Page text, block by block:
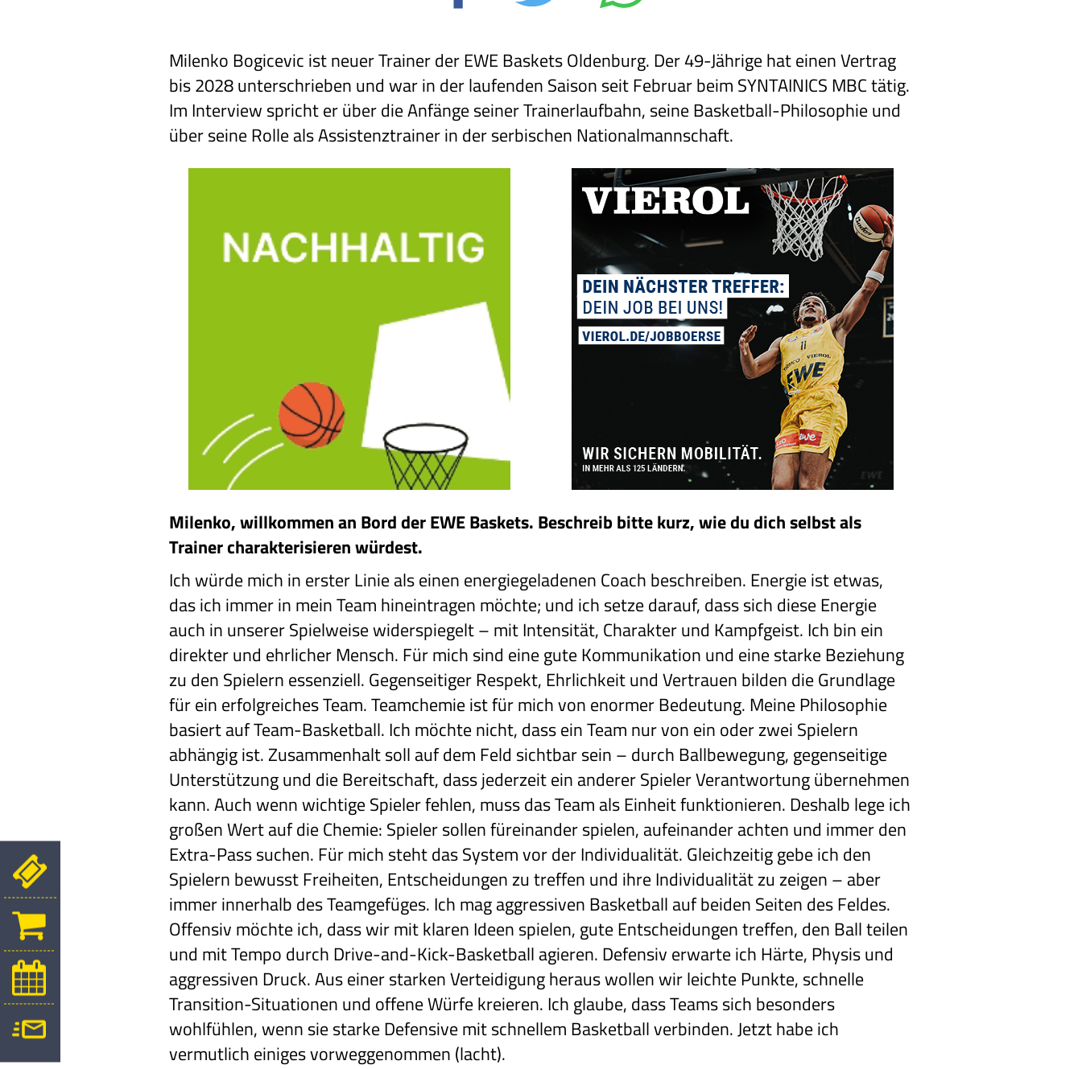
Milenko Bogicevic ist neuer Trainer der EWE Baskets Oldenburg. Der 49-Jährige hat einen Vertrag
bis 2028 unterschrieben und war in der laufenden Saison seit Februar beim SYNTAINICS MBC tätig.
Im Interview spricht er über die Anfänge seiner Trainerlaufbahn, seine Basketball-Philosophie und
über seine Rolle als Assistenztrainer in der serbischen Nationalmannschaft.
Milenko, willkommen an Bord der EWE Baskets. Beschreib bitte kurz, wie du dich selbst als
Trainer charakterisieren würdest.
Ich würde mich in erster Linie als einen energiegeladenen Coach beschreiben. Energie ist etwas,
das ich immer in mein Team hineintragen möchte; und ich setze darauf, dass sich diese Energie
auch in unserer Spielweise widerspiegelt – mit Intensität, Charakter und Kampfgeist. Ich bin ein
direkter und ehrlicher Mensch. Für mich sind eine gute Kommunikation und eine starke Beziehung
zu den Spielern essenziell. Gegenseitiger Respekt, Ehrlichkeit und Vertrauen bilden die Grundlage
für ein erfolgreiches Team. Teamchemie ist für mich von enormer Bedeutung. Meine Philosophie
basiert auf Team-Basketball. Ich möchte nicht, dass ein Team nur von ein oder zwei Spielern
abhängig ist. Zusammenhalt soll auf dem Feld sichtbar sein – durch Ballbewegung, gegenseitige
Unterstützung und die Bereitschaft, dass jederzeit ein anderer Spieler Verantwortung übernehmen
kann. Auch wenn wichtige Spieler fehlen, muss das Team als Einheit funktionieren. Deshalb lege ich
großen Wert auf die Chemie: Spieler sollen füreinander spielen, aufeinander achten und immer den
Extra-Pass suchen. Für mich steht das System vor der Individualität. Gleichzeitig gebe ich den
Spielern bewusst Freiheiten, Entscheidungen zu treffen und ihre Individualität zu zeigen – aber
immer innerhalb des Teamgefüges. Ich mag aggressiven Basketball auf beiden Seiten des Feldes.
Offensiv möchte ich, dass wir mit klaren Ideen spielen, gute Entscheidungen treffen, den Ball teilen
und mit Tempo durch Drive-and-Kick-Basketball agieren. Defensiv erwarte ich Härte, Physis und
aggressiven Druck. Aus einer starken Verteidigung heraus wollen wir leichte Punkte, schnelle
Transition-Situationen und offene Würfe kreieren. Ich glaube, dass Teams sich besonders
wohlfühlen, wenn sie starke Defensive mit schnellem Basketball verbinden. Jetzt habe ich
vermutlich einiges vorweggenommen (lacht).